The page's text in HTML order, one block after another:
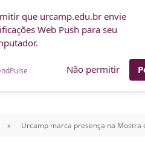
que urcamp.edu.br envie
Web Push para seu
Não permitir
BOLSAS E
professores)
Urcamp marca presença na Mostra